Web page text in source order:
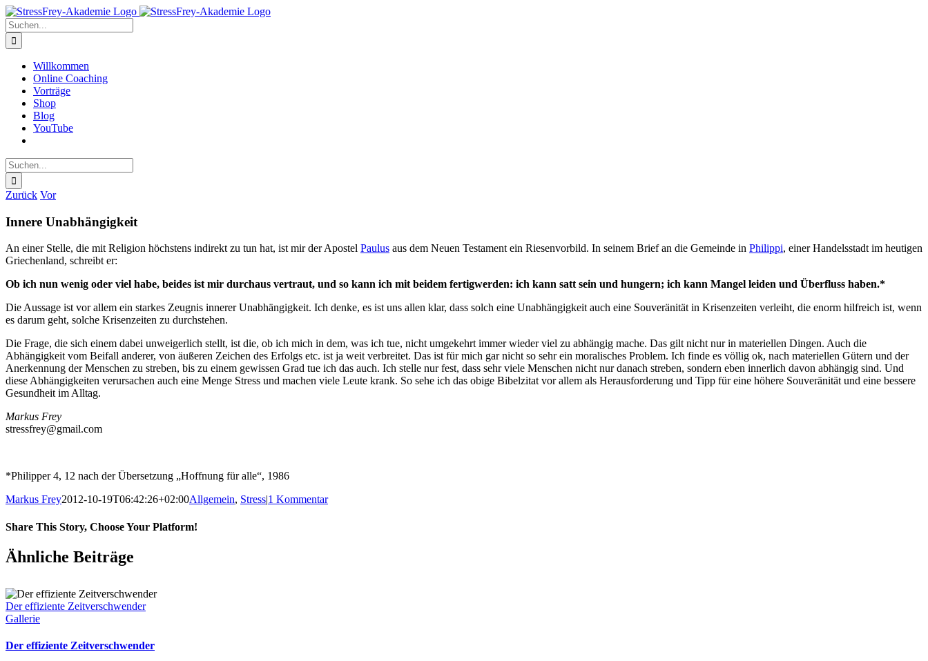
Zum
Inhalt
springen
Suche
nach:
Willkommen
Online Coaching
Vorträge
Shop
Blog
YouTube
Suche
nach:
Zurück Vor
Innere Unabhängigkeit
An einer Stelle, die mit Religion höchstens indirekt zu tun hat, ist mir der Apostel Paulus aus dem Neuen Testament ein Riesenvorbild. In seinem Brief an die Gemeinde in Philippi, einer Handelsstadt im heutigen
Griechenland, schreibt er:
Ob ich nun wenig oder viel habe, beides ist mir durchaus vertraut, und so kann ich mit beidem fertigwerden: ich kann satt sein und hungern; ich kann Mangel leiden und Überfluss haben.*
Die Aussage ist vor allem ein starkes Zeugnis innerer Unabhängigkeit. Ich denke, es ist uns allen klar, dass solch eine Unabhängigkeit auch eine Souveränität in Krisenzeiten verleiht, die enorm hilfreich ist, wenn
es darum geht, solche Krisenzeiten zu durchstehen.
Die Frage, die sich einem dabei unweigerlich stellt, ist die, ob ich mich in dem, was ich tue, nicht umgekehrt immer wieder viel zu abhängig mache. Das gilt nicht nur in materiellen Dingen. Auch die
Abhängigkeit vom Beifall anderer, von äußeren Zeichen des Erfolgs etc. ist ja weit verbreitet. Das ist für mich gar nicht so sehr ein moralisches Problem. Ich finde es völlig ok, nach materiellen Gütern und der
Anerkennung der Menschen zu streben, bis zu einem gewissen Grad tue ich das auch. Ich stelle nur fest, dass sehr viele Menschen nicht nur danach streben, sondern eben innerlich davon abhängig sind. Und
diese Abhängigkeiten verursachen auch eine Menge Stress und machen viele Leute krank. So sehe ich das obige Bibelzitat vor allem als Herausforderung und Tipp für eine höhere Souveränität und eine bessere
Gesundheit im Alltag.
Markus Frey
stressfrey@gmail.com
*Philipper 4, 12 nach der Übersetzung „Hoffnung für alle“, 1986
Markus Frey2012-10-19T06:42:26+02:00Allgemein, Stress|1 Kommentar
Share This Story, Choose Your Platform!
Ähnliche Beiträge
Der effiziente Zeitverschwender
Gallerie
Der effiziente Zeitverschwender